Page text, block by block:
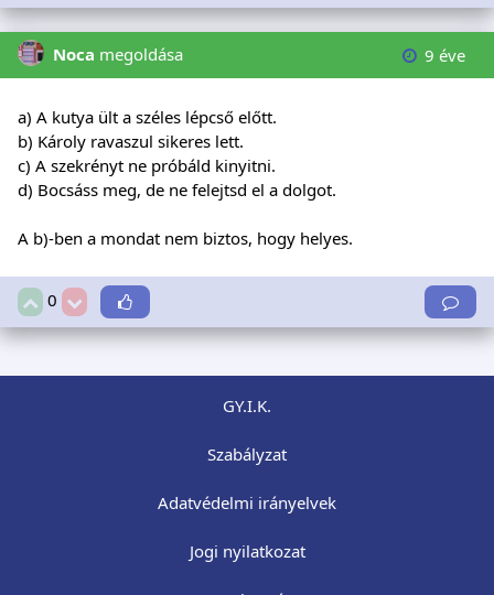
Noca megoldása 9 éve
a) A kutya ült a széles lépcső előtt.
b) Károly ravaszul sikeres lett.
c) A szekrényt ne próbáld kinyitni.
d) Bocsáss meg, de ne felejtsd el a dolgot.
A b)-ben a mondat nem biztos, hogy helyes.
0
GY.I.K.
Szabályzat
Adatvédelmi irányelvek
Jogi nyilatkozat